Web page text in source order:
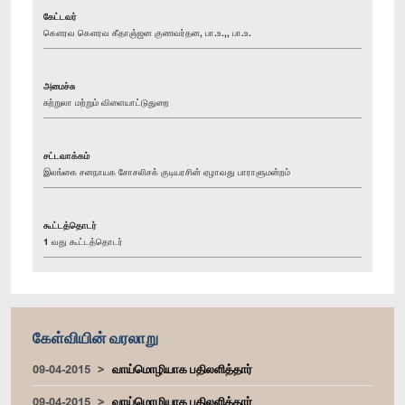
கேட்டவர்
கௌரவ கௌரவ கீதாஞ்ஜன குணவர்தன, பா.உ.,, பா.உ.
அமைச்சு
சுற்றுலா மற்றும் விளையாட்டுதுறை
சட்டவாக்கம்
இலங்கை சனநாயக சோசலிசக் குடியரசின் ஏழாவது பாராளுமன்றம்
கூட்டத்தொடர்
1 வது கூட்டத்தொடர்
கேள்வியின் வரலாறு
09-04-2015
வாய்மொழியாக பதிலளித்தார்
09-04-2015
வாய்மொழியாக பதிலளித்தார்